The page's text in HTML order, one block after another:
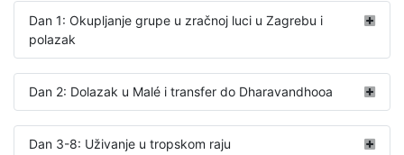
Dan 1: Okupljanje grupe u zračnoj luci u Zagrebu i
polazak
Dan 2: Dolazak u Malé i transfer do Dharavandhooa
Dan 3-8: Uživanje u tropskom raju